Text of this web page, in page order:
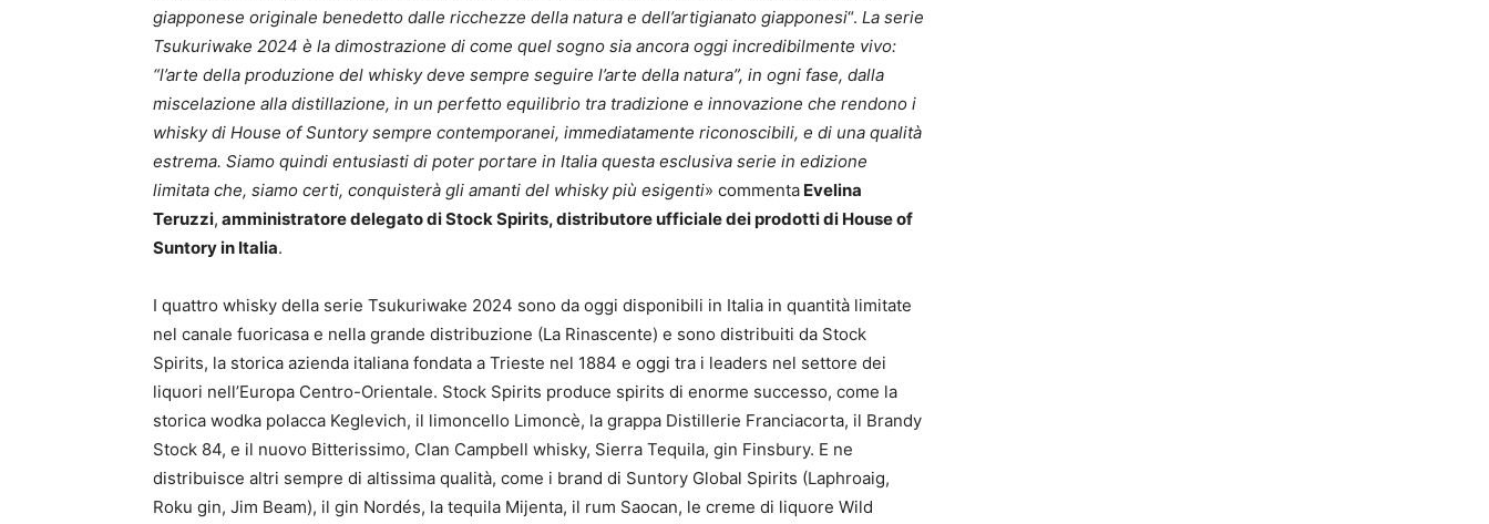
giapponese originale benedetto dalle ricchezze della natura e dell’artigianato giapponesi“. La serie
Tsukuriwake 2024 è la dimostrazione di come quel sogno sia ancora oggi incredibilmente vivo:
“l’arte della produzione del whisky deve sempre seguire l’arte della natura”, in ogni fase, dalla
miscelazione alla distillazione, in un perfetto equilibrio tra tradizione e innovazione che rendono i
whisky di House of Suntory sempre contemporanei, immediatamente riconoscibili, e di una qualità
estrema. Siamo quindi entusiasti di poter portare in Italia questa esclusiva serie in edizione
limitata che, siamo certi, conquisterà gli amanti del whisky più esigenti» commenta Evelina
Teruzzi, amministratore delegato di Stock Spirits, distributore ufficiale dei prodotti di House of
Suntory in Italia.
I quattro whisky della serie Tsukuriwake 2024 sono da oggi disponibili in Italia in quantità limitate
nel canale fuoricasa e nella grande distribuzione (La Rinascente) e sono distribuiti da Stock
Spirits, la storica azienda italiana fondata a Trieste nel 1884 e oggi tra i leaders nel settore dei
liquori nell’Europa Centro-Orientale. Stock Spirits produce spirits di enorme successo, come la
storica wodka polacca Keglevich, il limoncello Limoncè, la grappa Distillerie Franciacorta, il Brandy
Stock 84, e il nuovo Bitterissimo, Clan Campbell whisky, Sierra Tequila, gin Finsbury. E ne
distribuisce altri sempre di altissima qualità, come i brand di Suntory Global Spirits (Laphroaig,
Roku gin, Jim Beam), il gin Nordés, la tequila Mijenta, il rum Saocan, le creme di liquore Wild